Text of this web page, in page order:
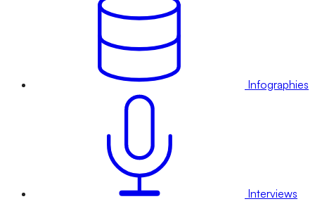
Infographies
Interviews